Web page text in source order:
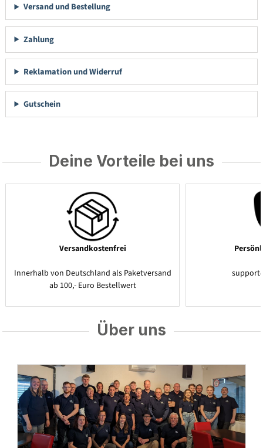
Versand und Bestellung
Zahlung
Reklamation und Widerruf
Gutschein
Deine Vorteile bei uns
Versandkostenfrei
Innerhalb von Deutschland als Paketversand
ab 100,- Euro Bestellwert
Über uns